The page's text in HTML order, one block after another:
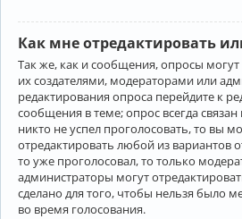
Как мне отредактировать
Так же, как и сообщения, опросы могут
их создателями, модераторами или
редактирования опроса перейдите к
сообщения в теме; опрос всегда
никто не успел проголосовать, то вы
отредактировать любой из вариантов
то уже проголосовал, то только
администраторы могут
сделано для того, чтобы нельзя было
во время голосования.